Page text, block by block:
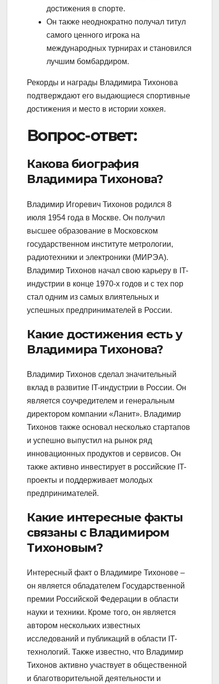
достижения в спорте.
Он также неоднократно получал титул
самого ценного игрока на
международных турнирах и становился
лучшим бомбардиром.
Рекорды и награды Владимира Тихонова
подтверждают его выдающиеся спортивные
достижения и место в истории хоккея.
Вопрос-ответ:
Какова биография
Владимира Тихонова?
Владимир Игоревич Тихонов родился 8
июля 1954 года в Москве. Он получил
высшее образование в Московском
государственном институте метрологии,
радиотехники и электроники (МИРЭА).
Владимир Тихонов начал свою карьеру в IT-
индустрии в конце 1970-х годов и с тех пор
стал одним из самых влиятельных и
успешных предпринимателей в России.
Какие достижения есть у
Владимира Тихонова?
Владимир Тихонов сделал значительный
вклад в развитие IT-индустрии в России. Он
является соучредителем и генеральным
директором компании «Ланит». Владимир
Тихонов также основал несколько стартапов
и успешно выпустил на рынок ряд
инновационных продуктов и сервисов. Он
также активно инвестирует в российские IT-
проекты и поддерживает молодых
предпринимателей.
Какие интересные факты
связаны с Владимиром
Тихоновым?
Интересный факт о Владимире Тихонове –
он является обладателем Государственной
премии Российской Федерации в области
науки и техники. Кроме того, он является
автором нескольких известных
исследований и публикаций в области IT-
технологий. Также известно, что Владимир
Тихонов активно участвует в общественной
и благотворительной деятельности и